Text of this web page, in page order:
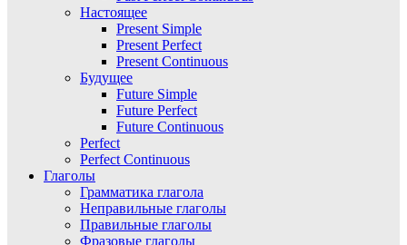
Настоящее
Present Simple
Present Perfect
Present Continuous
Будущее
Future Simple
Future Perfect
Future Continuous
Perfect
Perfect Continuous
Глаголы
Грамматика глагола
Неправильные глаголы
Правильные глаголы
Фразовые глаголы